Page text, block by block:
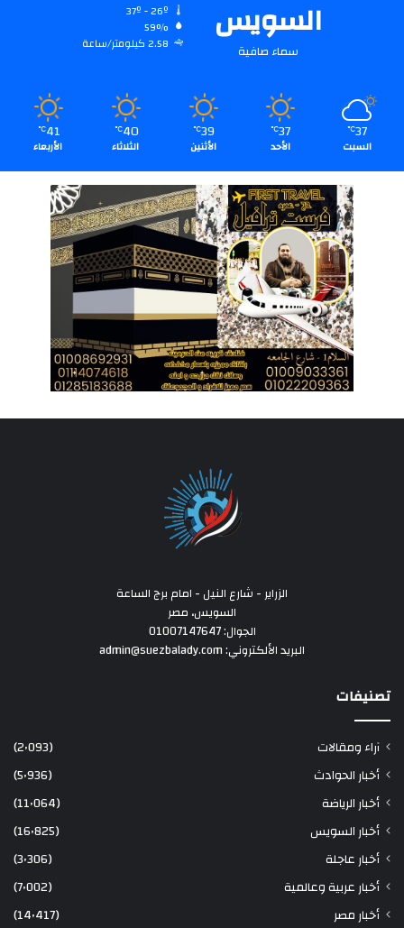
السويس
سماء صافية
59%
2.58 كيلومتر/ساعة
37
℃
السبت
37
℃
الأحد
39
℃
الأثنين
40
℃
الثلاثاء
41
℃
الأربعاء
الزراير - شارع النيل - امام برج الساعة
السويس، مصر
الجوال: 01007147647
البريد الألكتروني: admin@suezbalady.com
تصنيفات
آراء ومقالات
(2٬093)
أخبار الحوادث
(5٬936)
أخبار الرياضة
(11٬064)
أخبار السويس
(16٬825)
أخبار عاجلة
(3٬306)
أخبار عربية وعالمية
(7٬002)
أخبار مصر
(14٬417)